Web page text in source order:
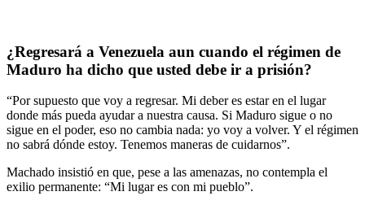
¿Regresará a Venezuela aun cuando el régimen de
Maduro ha dicho que usted debe ir a prisión?
“Por supuesto que voy a regresar. Mi deber es estar en el lugar
donde más pueda ayudar a nuestra causa. Si Maduro sigue o no
sigue en el poder, eso no cambia nada: yo voy a volver. Y el régimen
no sabrá dónde estoy. Tenemos maneras de cuidarnos”.
Machado insistió en que, pese a las amenazas, no contempla el
exilio permanente: “Mi lugar es con mi pueblo”.